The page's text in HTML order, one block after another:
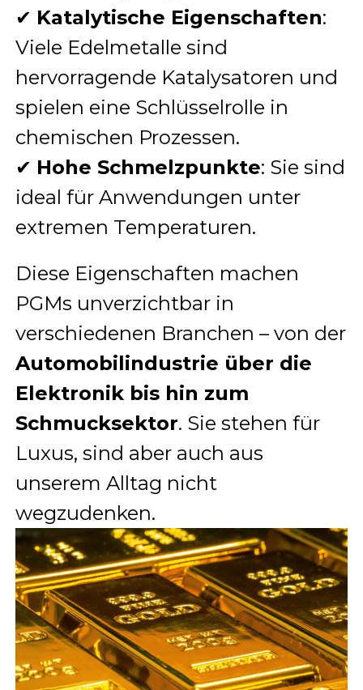
✔ Katalytische Eigenschaften:
Viele Edelmetalle sind
hervorragende Katalysatoren und
spielen eine Schlüsselrolle in
chemischen Prozessen.
✔ Hohe Schmelzpunkte: Sie sind
ideal für Anwendungen unter
extremen Temperaturen.
Diese Eigenschaften machen
PGMs unverzichtbar in
verschiedenen Branchen – von der
Automobilindustrie über die
Elektronik bis hin zum
Schmucksektor. Sie stehen für
Luxus, sind aber auch aus
unserem Alltag nicht
wegzudenken.